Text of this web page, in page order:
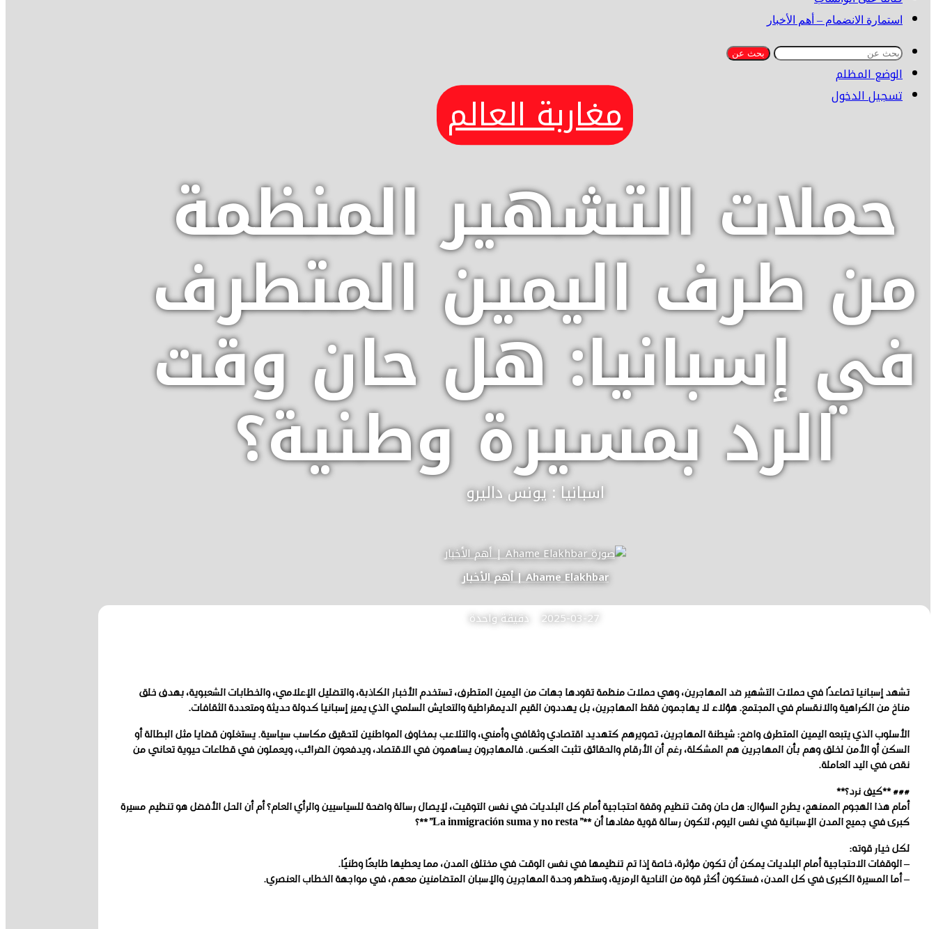
استمارة الانضمام – أهم الأخبار
بحث عن
الوضع المظلم
تسجيل الدخول
مغاربة العالم
حملات التشهير المنظمة
من طرف اليمين المتطرف
في إسبانيا: هل حان وقت
الرد بمسيرة وطنية؟
اسبانيا : يونس داليرو
Ahame Elakhbar | أهم الأخبار
2025-03-27 دقيقة واحدة
تشهد إسبانيا تصاعدًا في حملات التشهير ضد المهاجرين، وهي حملات منظمة تقودها جهات من اليمين المتطرف، تستخدم الأخبار الكاذبة، والتضليل الإعلامي، والخطابات الشعبوية، بهدف خلق
مناخ من الكراهية والانقسام في المجتمع. هؤلاء لا يهاجمون فقط المهاجرين، بل يهددون القيم الديمقراطية والتعايش السلمي الذي يميز إسبانيا كدولة حديثة ومتعددة الثقافات.
الأسلوب الذي يتبعه اليمين المتطرف واضح: شيطنة المهاجرين، تصويرهم كتهديد اقتصادي وثقافي وأمني، والتلاعب بمخاوف المواطنين لتحقيق مكاسب سياسية. يستغلون قضايا مثل البطالة أو
السكن أو الأمن لخلق وهم بأن المهاجرين هم المشكلة، رغم أن الأرقام والحقائق تثبت العكس. فالمهاجرون يساهمون في الاقتصاد، ويدفعون الضرائب، ويعملون في قطاعات حيوية تعاني من
نقص في اليد العاملة.
### **كيف نرد؟**
أمام هذا الهجوم الممنهج، يطرح السؤال: هل حان وقت تنظيم وقفة احتجاجية أمام كل البلديات في نفس التوقيت، لإيصال رسالة واضحة للسياسيين والرأي العام؟ أم أن الحل الأفضل هو تنظيم مسيرة
كبرى في جميع المدن الإسبانية في نفس اليوم، لتكون رسالة قوية مفادها أن **”La inmigración suma y no resta”**؟
لكل خيار قوته:
– الوقفات الاحتجاجية أمام البلديات يمكن أن تكون مؤثرة، خاصة إذا تم تنظيمها في نفس الوقت في مختلف المدن، مما يعطيها طابعًا وطنيًا.
– أما المسيرة الكبرى في كل المدن، فستكون أكثر قوة من الناحية الرمزية، وستظهر وحدة المهاجرين والإسبان المتضامنين معهم، في مواجهة الخطاب العنصري.